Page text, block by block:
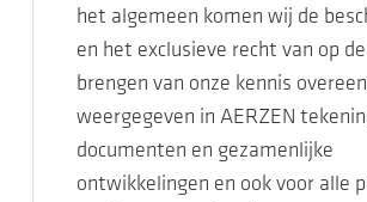
het algemeen komen wij de
en het exclusieve recht van op
brengen van onze kennis
weergegeven in AERZEN
documenten en gezamenlijke
ontwikkelingen en ook voor alle